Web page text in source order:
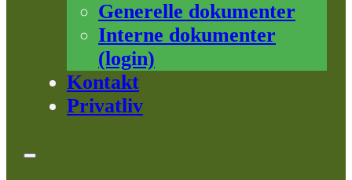
Generelle dokumenter
Interne dokumenter
(login)
Kontakt
Privatliv